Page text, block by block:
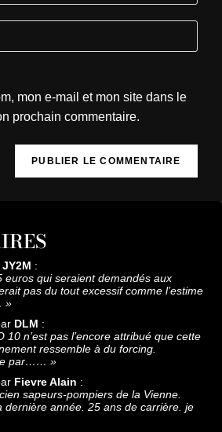
mon e-mail et mon site dans le
prochain commentaire.
JY2M :
euros qui seraient demandés aux
pas du tout excessif comme l’estime
»
DLM :
10 n’est pas l’encore attribué que cette
ressemble à du forcing.
par…… »
Fievre Alain :
sapeurs-pompiers de la Vienne.
dernière année. 25 ans de carrière. je